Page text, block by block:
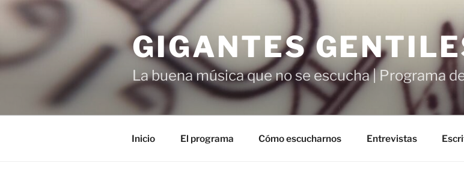
Saltar
GIGANTES
La buena música que no se escucha | Programa
Inicio El programa Cómo escucharnos Entrevistas